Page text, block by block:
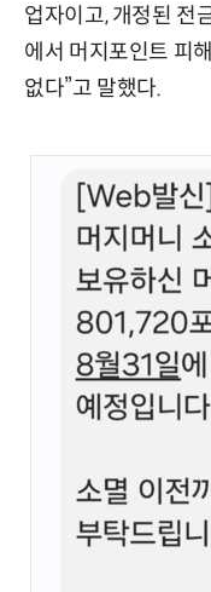
업자이고, 개정된 전
에서 머지포인트 피
없다”고 말했다.